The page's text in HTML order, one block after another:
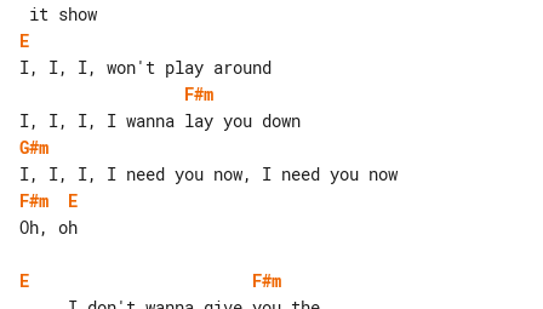
E
F#m
G#m
F#m
E
Oh, oh
E
F#m